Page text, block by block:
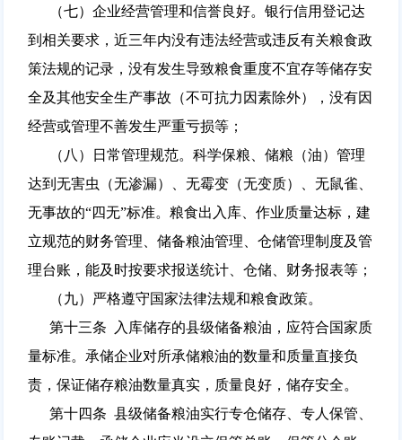
（七）企业经营管理和信誉良好。银行信用登记达
到相关要求，近三年内没有违法经营或违反有关粮食政
策法规的记录，没有发生导致粮食重度不宜存等储存安
全及其他安全生产事故（不可抗力因素除外），没有因
经营或管理不善发生严重亏损等；
（八）日常管理规范。科学保粮、储粮（油）管理
达到无害虫（无渗漏）、无霉变（无变质）、无鼠雀、
无事故的“四无”标准。粮食出入库、作业质量达标，建
立规范的财务管理、储备粮油管理、仓储管理制度及管
理台账，能及时按要求报送统计、仓储、财务报表等；
（九）严格遵守国家法律法规和粮食政策。
第十三条 入库储存的县级储备粮油，应符合国家质
量标准。承储企业对所承储粮油的数量和质量直接负
责，保证储存粮油数量真实，质量良好，储存安全。
第十四条 县级储备粮油实行专仓储存、专人保管、